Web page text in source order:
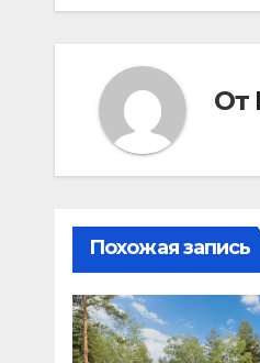
От
Похожая запись